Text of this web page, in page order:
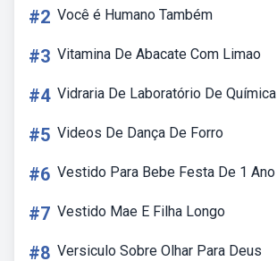
#2 Você é Humano Também
#3 Vitamina De Abacate Com Limao
#4 Vidraria De Laboratório De Química
#5 Videos De Dança De Forro
#6 Vestido Para Bebe Festa De 1 Ano
#7 Vestido Mae E Filha Longo
#8 Versiculo Sobre Olhar Para Deus